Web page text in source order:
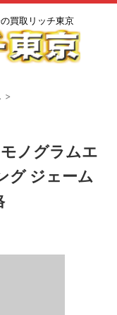
買取リッチ東京
>
ノグラムエ
グ ジェーム